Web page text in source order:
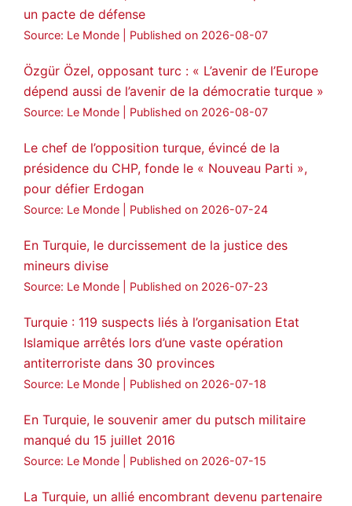
#AbdullahÖcalan #PeaceProcess
🔗https://medyanews.rs/h4lwBwQ
3 2 Twitter
Voir plus...
un pacte de défense
Source: Le Monde Published on 2026-08-07
Özgür Özel, opposant turc : « L’avenir de l’Europe
dépend aussi de l’avenir de la démocratie turque »
Source: Le Monde Published on 2026-08-07
Le chef de l’opposition turque, évincé de la
présidence du CHP, fonde le « Nouveau Parti »,
pour défier Erdogan
Source: Le Monde Published on 2026-07-24
En Turquie, le durcissement de la justice des
mineurs divise
Source: Le Monde Published on 2026-07-23
Turquie : 119 suspects liés à l’organisation Etat
Islamique arrêtés lors d’une vaste opération
antiterroriste dans 30 provinces
Source: Le Monde Published on 2026-07-18
En Turquie, le souvenir amer du putsch militaire
manqué du 15 juillet 2016
Source: Le Monde Published on 2026-07-15
La Turquie, un allié encombrant devenu partenaire